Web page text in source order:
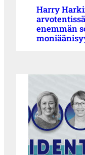
Harry
enemmän